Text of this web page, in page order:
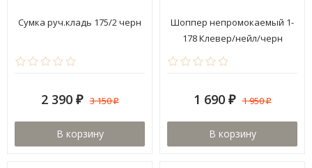
Сумка руч.кладь 175/2 черн
2 390 ₽ 3 150₽
В корзину
Шоппер непромокаемый 1-
178 Клевер/нейл/черн
1 690 ₽ 1 950₽
В корзину